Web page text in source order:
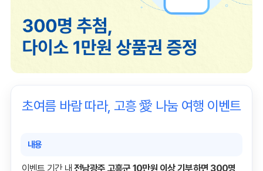
초여름 바람 따라, 고흥 愛 나눔 여행 이벤트
내용
이벤트 기간 내전남광주 고흥군 10만원 이상 기부하면 300명